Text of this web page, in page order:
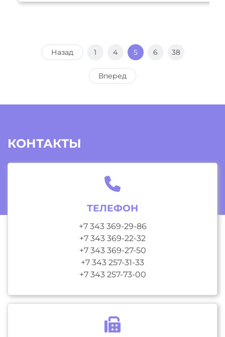
Назад 1 4 5 6 38
Вперед
КОНТАКТЫ
ТЕЛЕФОН
+7 343 369-29-86
+7 343 369-22-32
+7 343 369-27-50
+7 343 257-31-33
+7 343 257-73-00